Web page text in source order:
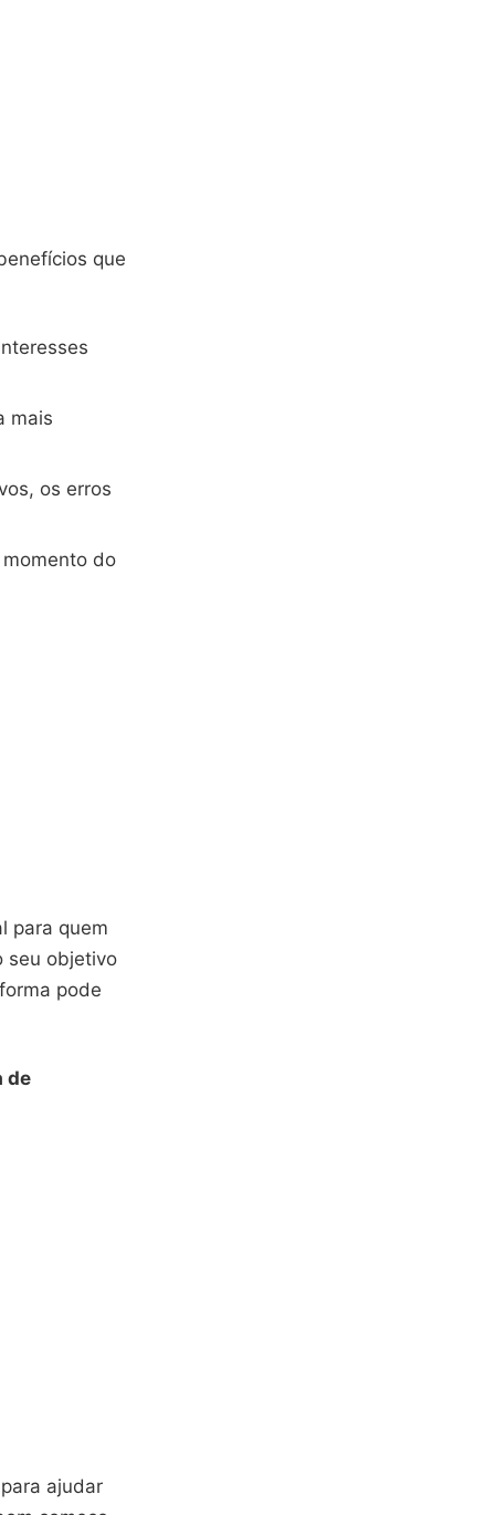
que
mais
os erros
do
para quem
seu objetivo
pode
de
ajudar